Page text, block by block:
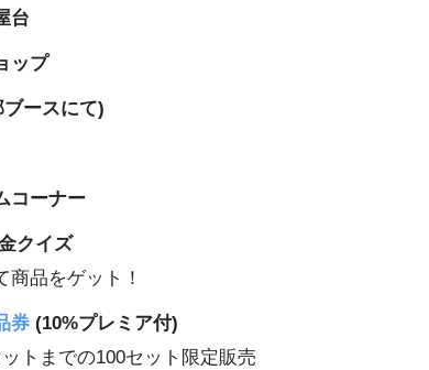
台
ップ
ースにて)
コーナー
クイズ
商品をゲット！
券(10%プレミア付)
トまでの100セット限定販売